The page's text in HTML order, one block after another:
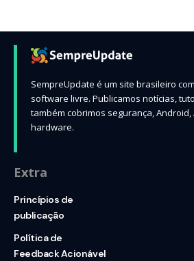
SempreUpdate é um site brasileiro
software livre. Publicamos notícias,
também cobrimos segurança, Android,
hardware.
Extra
Princípios de
publicação
Política de
Feedback Acionável